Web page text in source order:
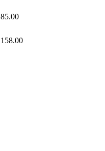
85.00
158.00